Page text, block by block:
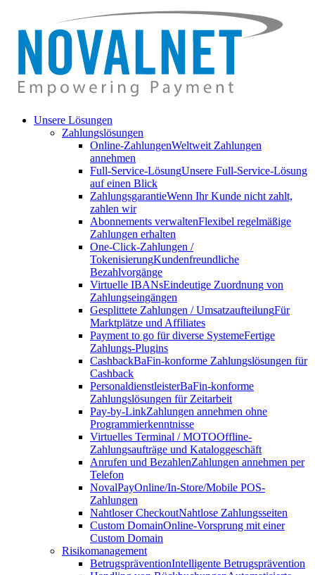
Unsere Lösungen
Zahlungslösungen
Online-ZahlungenWeltweit Zahlungen
annehmen
Full-Service-LösungUnsere Full-Service-Lösung
auf einen Blick
ZahlungsgarantieWenn Ihr Kunde nicht zahlt,
zahlen wir
Abonnements verwaltenFlexibel regelmäßige
Zahlungen erhalten
One-Click-Zahlungen /
TokenisierungKundenfreundliche
Bezahlvorgänge
Virtuelle IBANsEindeutige Zuordnung von
Zahlungseingängen
Gesplittete Zahlungen / UmsatzaufteilungFür
Marktplätze und Affiliates
Payment to go für diverse SystemeFertige
Zahlungs-Plugins
CashbackBaFin-konforme Zahlungslösungen für
Cashback
PersonaldienstleisterBaFin-konforme
Zahlungslösungen für Zeitarbeit
Pay-by-LinkZahlungen annehmen ohne
Programmierkenntnisse
Virtuelles Terminal / MOTOOffline-
Zahlungsaufträge und Kataloggeschäft
Anrufen und BezahlenZahlungen annehmen per
Telefon
NovalPayOnline/In-Store/Mobile POS-
Zahlungen
Nahtloser CheckoutNahtlose Zahlungsseiten
Custom DomainOnline-Vorsprung mit einer
Custom Domain
Risikomanagement
BetrugspräventionIntelligente Betrugsprävention